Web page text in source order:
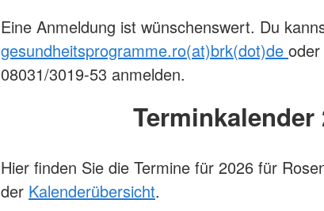
Eine Anmeldung ist wünschenswert. Du
gesundheitsprogramme.ro(at)brk(dot)de
08031/3019-53 anmelden.
Terminkalender
Hier finden Sie die Termine für 2026 für
der Kalenderübersicht.